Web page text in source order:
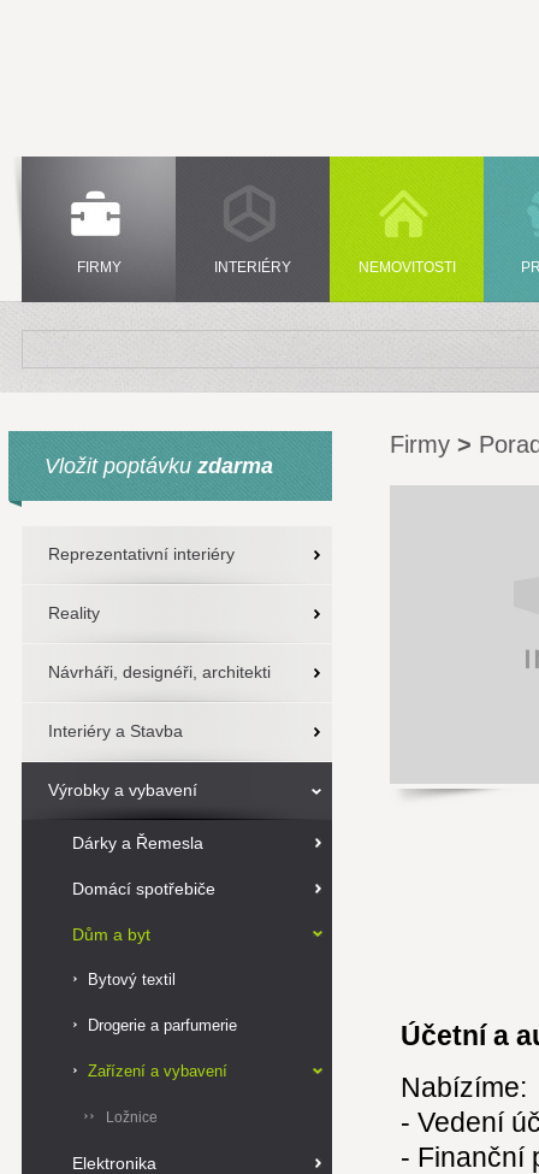
FIRMY INTERIÉRY NEMOVITOSTI
Vložit poptávku zdarma
Reprezentativní interiéry
Reality
Návrháři, designéři, architekti
Interiéry a Stavba
Výrobky a vybavení
Dárky a Řemesla
Domácí spotřebiče
Dům a byt
Bytový textil
Drogerie a parfumerie
Zařízení a vybavení
Ložnice
Elektronika
Firmy >
Účetní a
Nabízíme:
- Vedení
- Finanční